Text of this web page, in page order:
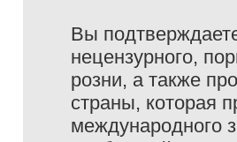
Вы
нецензурного,
розни, а также
страны, которая
международного